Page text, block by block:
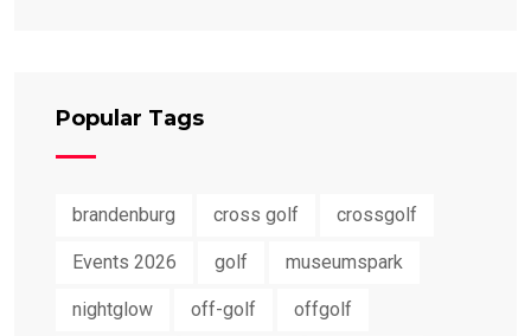
Popular Tags
brandenburg cross golf crossgolf
Events 2026 golf museumspark
nightglow off-golf offgolf